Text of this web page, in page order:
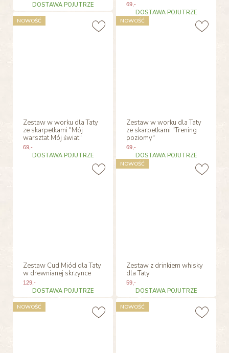
DOSTAWA POJUTRZE 69 ,-
DOSTAWA POJUTRZE
Zestaw w worku dla Taty
ze skarpetkami "Mój
warsztat Mój świat"
69,-
DOSTAWA POJUTRZE
NOWOŚĆ
Zestaw w worku dla Taty
ze skarpetkami "Trening
poziomy"
69 ,-
DOSTAWA POJUTRZE
NOWOŚĆ
Zestaw Cud Miód dla Taty
w drewnianej skrzynce
129,-
DOSTAWA POJUTRZE
Zestaw z drinkiem whisky
dla Taty
59 ,-
DOSTAWA POJUTRZE
NOWOŚĆ
NOWOŚĆ NOWOŚĆ